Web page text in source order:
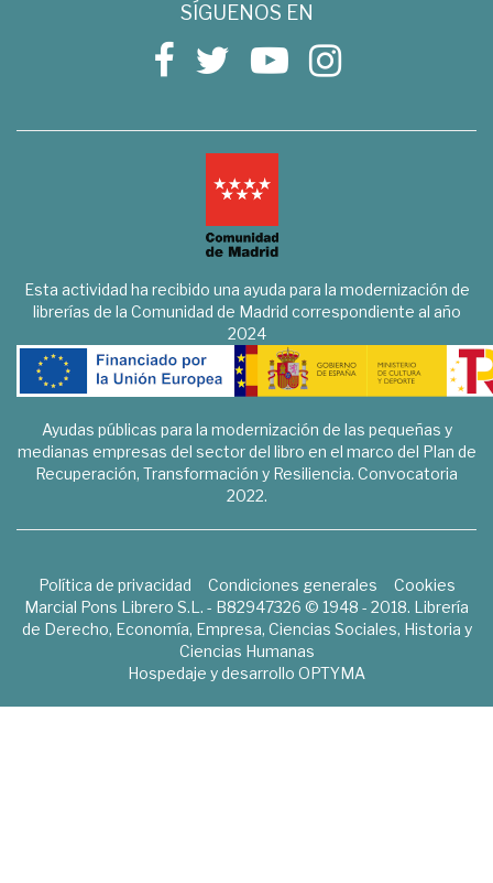
SÍGUENOS EN
Esta actividad ha recibido una ayuda para la modernización de
librerías de la Comunidad de Madrid correspondiente al año
2024
Ayudas públicas para la modernización de las pequeñas y
medianas empresas del sector del libro en el marco del Plan de
Recuperación, Transformación y Resiliencia. Convocatoria
2022.
Política de privacidad Condiciones generales
Cookies
Marcial Pons Librero S.L. - B82947326 © 1948 - 2018. Librería
de Derecho, Economía, Empresa, Ciencias Sociales, Historia y
Ciencias Humanas
Hospedaje y desarrollo OPTYMA